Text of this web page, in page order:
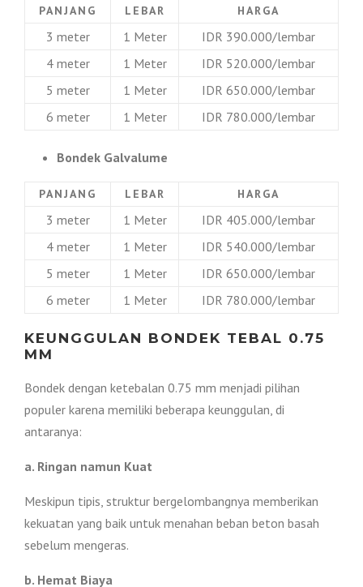
PANJANG LEBAR HARGA
3 meter 1 Meter
IDR 390.000/lembar
4 meter
1 Meter
IDR 520.000/lembar
5 meter
1 Meter
IDR 650.000/lembar
6 meter
1 Meter IDR 780.000/lembar
Bondek Galvalume
PANJANG LEBAR HARGA
3 meter 1 Meter
IDR 405.000/lembar
4 meter
1 Meter
IDR 540.000/lembar
5 meter
1 Meter
IDR 650.000/lembar
6 meter
1 Meter IDR 780.000/lembar
KEUNGGULAN BONDEK TEBAL 0.75
MM
Bondek dengan ketebalan 0.75 mm menjadi pilihan
populer karena memiliki beberapa keunggulan, di
antaranya:
a. Ringan namun Kuat
Meskipun tipis, struktur bergelombangnya memberikan
kekuatan yang baik untuk menahan beban beton basah
sebelum mengeras.
b. Hemat Biaya